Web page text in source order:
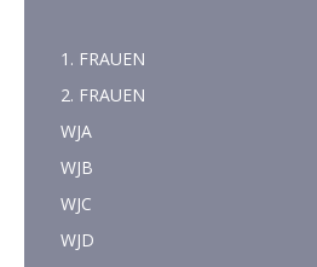
1. FRAUEN
2. FRAUEN
WJA
WJB
WJC
WJD